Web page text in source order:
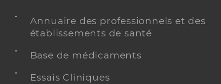
Annuaire des professionnels et des
établissements de santé
Base de médicaments
Essais Cliniques